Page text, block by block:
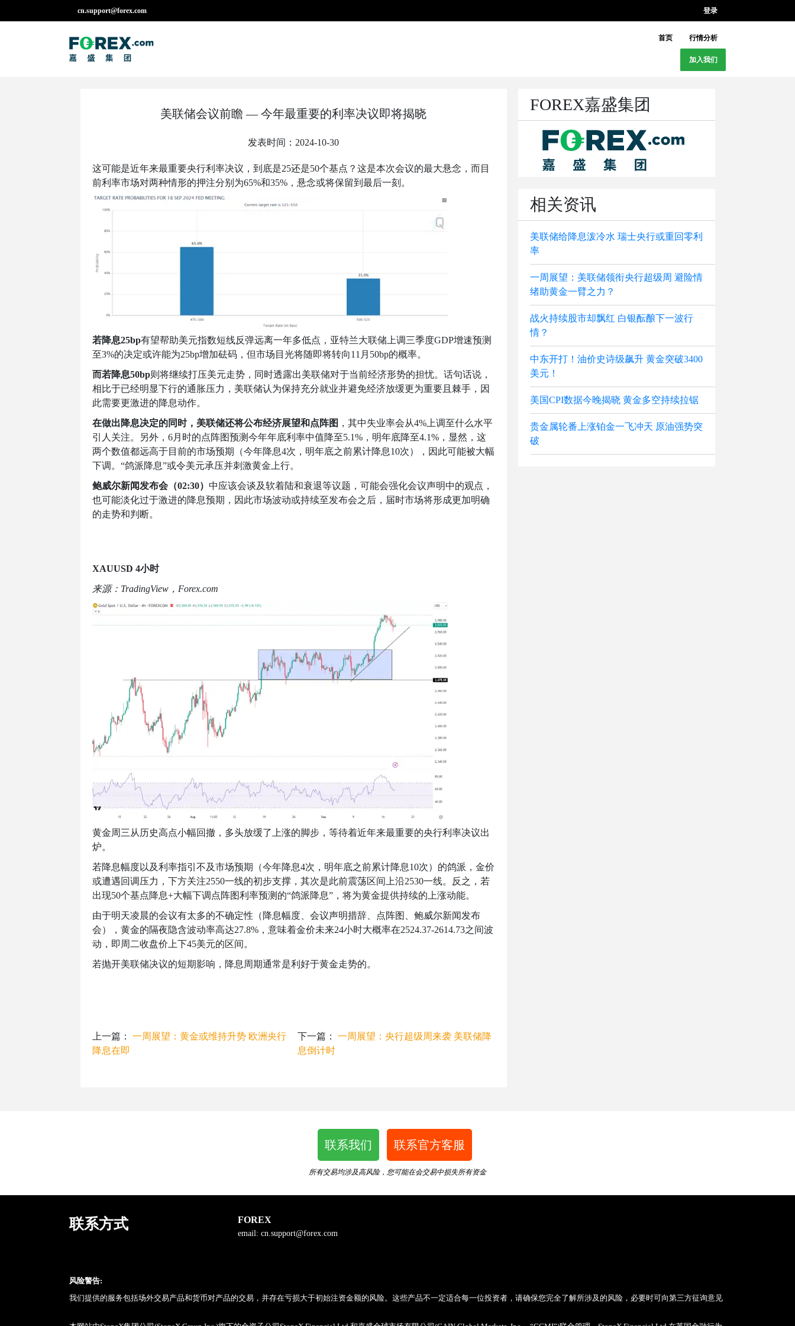
cn.support@forex.com 登录
首页 行情分析
加入我们
美联储会议前瞻 — 今年最重要的利率决议即将揭晓
发表时间：2024-10-30
这可能是近年来最重要央行利率决议，到底是25还是50个基点？这是本次会议的最大悬念，而目
前利率市场对两种情形的押注分别为65%和35%，悬念或将保留到最后一刻。
若降息25bp有望帮助美元指数短线反弹远离一年多低点，亚特兰大联储上调三季度GDP增速预测
至3%的决定或许能为25bp增加砝码，但市场目光将随即将转向11 月 50bp的概率。
而若降息50bp则将继续打压美元走势，同时透露出美联储对于当前经济形势的担忧。话句话说，
相比于已经明显下行的通胀压力，美联储认为保持充分就业并避免经济放缓更为重要且棘手，因
此需要更激进的降息动作。
在做出降息决定的同时，美联储还将公布经济展望和点阵图 ，其中失业率会从4%上调至什么水平
引人关注。另外， 6月时的点阵图预测今年年底利率中值降至5.1%，明年底降至4.1%，显然，这
两个数值都远高于目前的市场预期（今年降息4次，明年底之前累计降息10次），因此可能被大幅
下调。“鸽派降息”或令美元承压并刺激黄金上行。
鲍威尔新闻发布会（02:30） 中应该会谈及软着陆和衰退等议题，可能会强化会议声明中的观点，
也可能淡化过于激进的降息预期，因此市场波动或持续至发布会之后，届时市场将形成更加明确
的走势和判断。
XAUUSD 4小时
来源： TradingView， Forex.com
黄金周三从历史高点小幅回撤，多头放缓了上涨的脚步，等待着近年来最重要的央行利率决议出
炉。
若降息幅度以及利率指引不及市场预期（今年降息4次，明年底之前累计降息10次）的鸽派，金价
或遭遇回调压力，下方关注2550一线的初步支撑，其次是此前震荡区间上沿2530一线。反之，若
出现50个基点降息+大幅下调点阵图利率预测的“鸽派降息”，将为黄金提供持续的上涨动能。
由于明天凌晨的会议有太多的不确定性（降息幅度、会议声明措辞、点阵图、鲍威尔新闻发布
会），黄金的隔夜隐含波动率高达27.8%，意味着金价未来24小时大概率在2524.37-2614.73之间波
动，即周二收盘价上下45美元的区间。
若抛开美联储决议的短期影响，降息周期通常是利好于黄金走势的。
上一篇： 一周展望：黄金或维持升势 欧洲央行
降息在即
下一篇：一周展望：央行超级周来袭 美联储降
息倒计时
FOREX嘉盛集团
相关资讯
美联储给降息泼冷水 瑞士央行或重回零利
率
一周展望：美联储领衔央行超级周 避险情
绪助黄金一臂之力？
战火持续股市却飘红 白银酝酿下一波行
情？
中东开打！油价史诗级飙升 黄金突破3400
美元！
美国CPI数据今晚揭晓 黄金多空持续拉锯
贵金属轮番上涨铂金一飞冲天 原油强势突
破
联系我们 联系官方客服
所有交易均涉及高风险，您可能在会交易中损失所有资金
联系方式 FOREX
email: cn.support@forex.com
风险警告:
我们提供的服务包括场外交易产品和货币对产品的交易，并存在亏损大于初始注资金额的风险。这些产品不一定适合每一位投资者，请确保您完全了解所涉及的风险，必要时可向第三方征询意见